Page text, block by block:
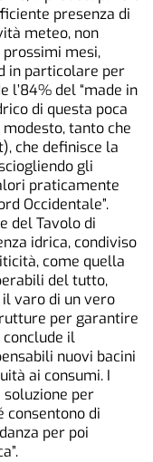
presenza di
meteo, non
mesi,
in particolare per
l’84% del “made in
di questa poca
tanto che
che definisce la
gli
praticamente
Occidentale”.
del Tavolo di
idrica, condiviso
come quella
del tutto,
varo di un vero
per garantire
conclude il
nuovi bacini
ai consumi. I
soluzione per
consentono di
per poi